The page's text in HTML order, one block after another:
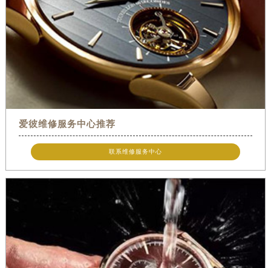
爱彼维修服务中心推荐
联系维修服务中心